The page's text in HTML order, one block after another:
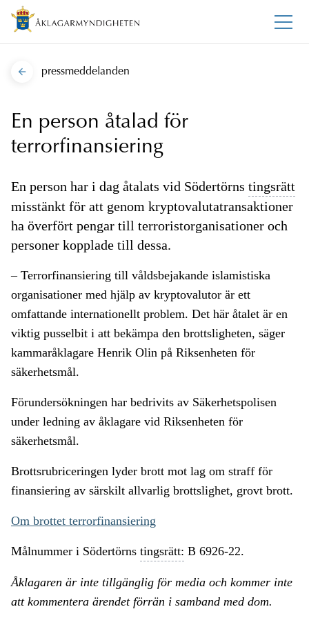
pressmeddelanden
En person åtalad för
terrorfinansiering
En person har i dag åtalats vid Södertörns tingsrätt
misstänkt för att genom kryptovalutatransaktioner
ha överfört pengar till terroristorganisationer och
personer kopplade till dessa.
– Terrorfinansiering till våldsbejakande islamistiska
organisationer med hjälp av kryptovalutor är ett
omfattande internationellt problem. Det här åtalet är en
viktig pusselbit i att bekämpa den brottsligheten, säger
kammaråklagare Henrik Olin på Riksenheten för
säkerhetsmål.
Förundersökningen har bedrivits av Säkerhetspolisen
under ledning av åklagare vid Riksenheten för
säkerhetsmål.
Brottsrubriceringen lyder brott mot lag om straff för
finansiering av särskilt allvarlig brottslighet, grovt brott.
Om brottet terrorfinansiering
Målnummer i Södertörns tingsrätt: B 6926-22.
Åklagaren är inte tillgänglig för media och kommer inte
att kommentera ärendet förrän i samband med dom.